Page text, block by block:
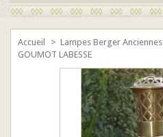
Accueil > Lampes Berger Anciennes
GOUMOT LABESSE